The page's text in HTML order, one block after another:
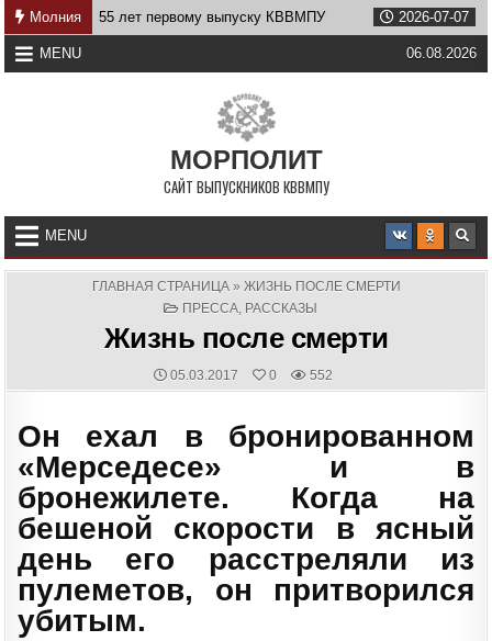
Skip
to
content
Молния
07-19 55 лет первому выпуску КВВМПУ 2026-07-07
MENU 06.08.2026
МОРПОЛИТ
САЙТ ВЫПУСКНИКОВ КВВМПУ
MENU
ГЛАВНАЯ СТРАНИЦА» ЖИЗНЬ ПОСЛЕ СМЕРТИ
POSTED
ПРЕССА, РАССКАЗЫ
Жизнь после смерти
PUBLISHED
DATE:
05.03.2017 0 552
Он ехал в бронированном
«Мерседесе» и в
бронежилете. Когда на
бешеной скорости в ясный
день его расстреляли из
пулеметов, он притворился
убитым.